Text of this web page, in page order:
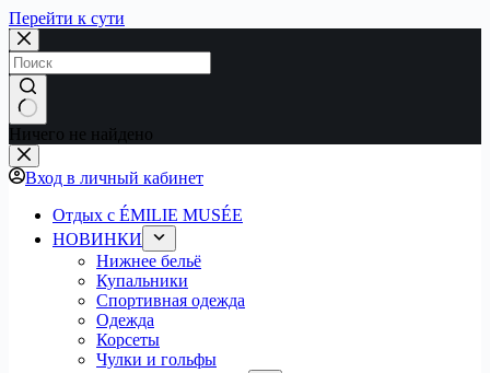
Перейти к сути
Ничего не найдено
Вход в личный кабинет
Отдых с ÉMILIE MUSÉE
НОВИНКИ
Нижнее бельё
Купальники
Спортивная одежда
Одежда
Корсеты
Чулки и гольфы